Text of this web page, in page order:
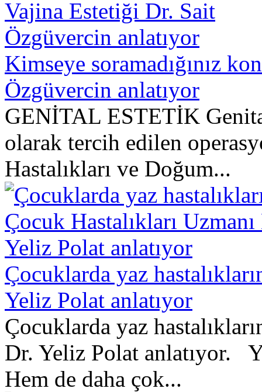
Kimseye soramadığınız
Özgüvercin anlatıyor
GENİTAL ESTETİK
olarak tercih edilen
Hastalıkları ve Doğum...
Çocuklarda yaz
Yeliz Polat anlatıyor
Çocuklarda yaz
Dr. Yeliz Polat anlatıyor.
Hem de daha çok...